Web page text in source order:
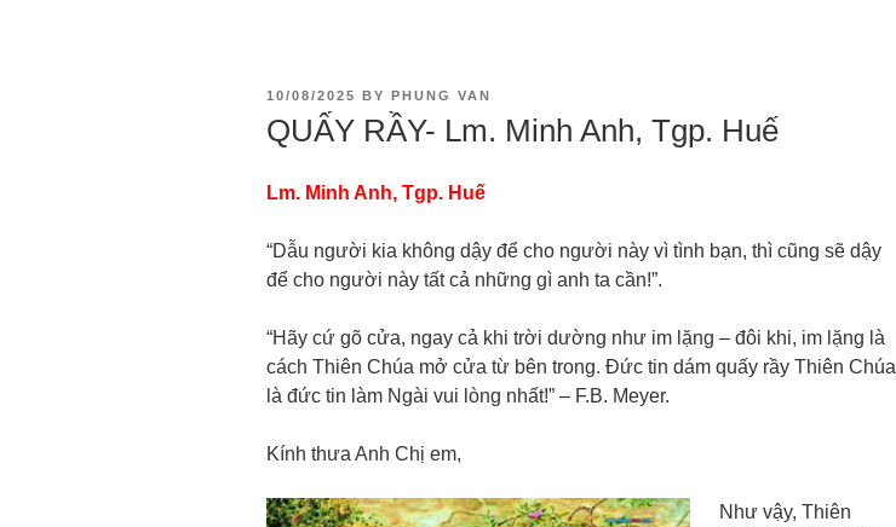
10/08/2025 BY PHUNG VAN
QUẤY RẦY- Lm. Minh Anh, Tgp. Huế
Lm. Minh Anh, Tgp. Huế
“Dẫu người kia không dậy để cho người này vì tình bạn, thì cũng sẽ dậy
để cho người này tất cả những gì anh ta cần!”.
“Hãy cứ gõ cửa, ngay cả khi trời dường như im lặng – đôi khi, im lặng là
cách Thiên Chúa mở cửa từ bên trong. Đức tin dám quấy rầy Thiên Chúa
là đức tin làm Ngài vui lòng nhất!” – F.B. Meyer.
Kính thưa Anh Chị em,
Như vậy, Thiên